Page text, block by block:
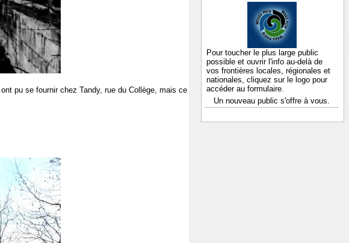
pu se fournir chez Tandy, rue du Collège, mais ce
Pour toucher le plus large public
possible et ouvrir l'info au-delà de
vos frontières locales, régionales et
nationales, cliquez sur le logo pour
accéder au formulaire.
Un nouveau public s'offre à vous.